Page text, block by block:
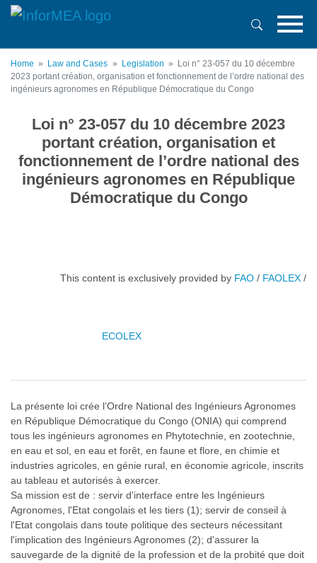
Skip
content
Home Law and Cases Legislation
Loi n° 23-057 du 10 décembre
2023 portant création, organisation et fonctionnement de l’ordre national des
ingénieurs agronomes en République Démocratique du Congo
Loi n° 23-057 du 10 décembre 2023
portant création, organisation et
fonctionnement de l’ordre national des
ingénieurs agronomes en République
Démocratique du Congo
This content is exclusively provided by FAO / FAOLEX /
ECOLEX
La présente loi crée l’Ordre National des Ingénieurs Agronomes
en République Démocratique du Congo (ONIA) qui comprend
tous les ingénieurs agronomes en Phytotechnie, en zootechnie,
en eau et sol, en eau et forêt, en faune et flore, en chimie et
industries agricoles, en génie rural, en économie agricole, inscrits
au tableau et autorisés à exercer.
Sa mission est de : servir d'interface entre les Ingénieurs
Agronomes, l'Etat congolais et les tiers (1); servir de conseil à
l'Etat congolais dans toute politique des secteurs nécessitant
l'implication des Ingénieurs Agronomes (2); d'assurer la
sauvegarde de la dignité de la profession et de la probité que doit